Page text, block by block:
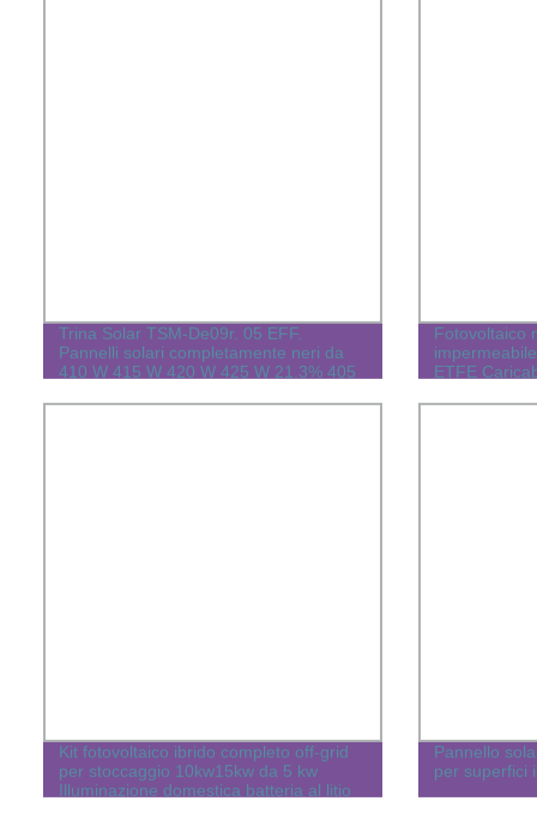
Trina Solar TSM-De09r. 05 EFF.
Pannelli solari completamente neri da
410 W 415 W 420 W 425 W 21.3% 405
Fotovoltaico
ETFE
escursionisti
Kit fotovoltaico ibrido completo off-grid
per stoccaggio 10kw15kw da 5 kw
Illuminazione domestica batteria al litio
Pannello
per superfici